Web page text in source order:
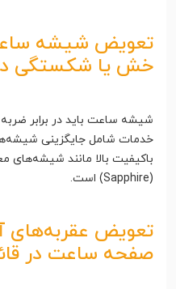
تعویض شیشه
خش یا شکستگی
شیشه ساعت باید در برابر
خدمات شامل جایگزینی
باکیفیت بالا مانند شیشه‌های
(Sapphire) است.
تعویض عقربه‌های
صفحه ساعت در